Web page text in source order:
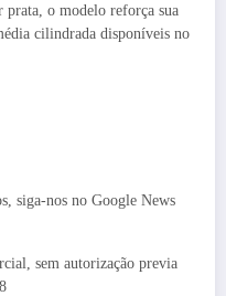
prata, o modelo reforça sua
cilindrada disponíveis no
siga-nos no Google News
sem autorização previa